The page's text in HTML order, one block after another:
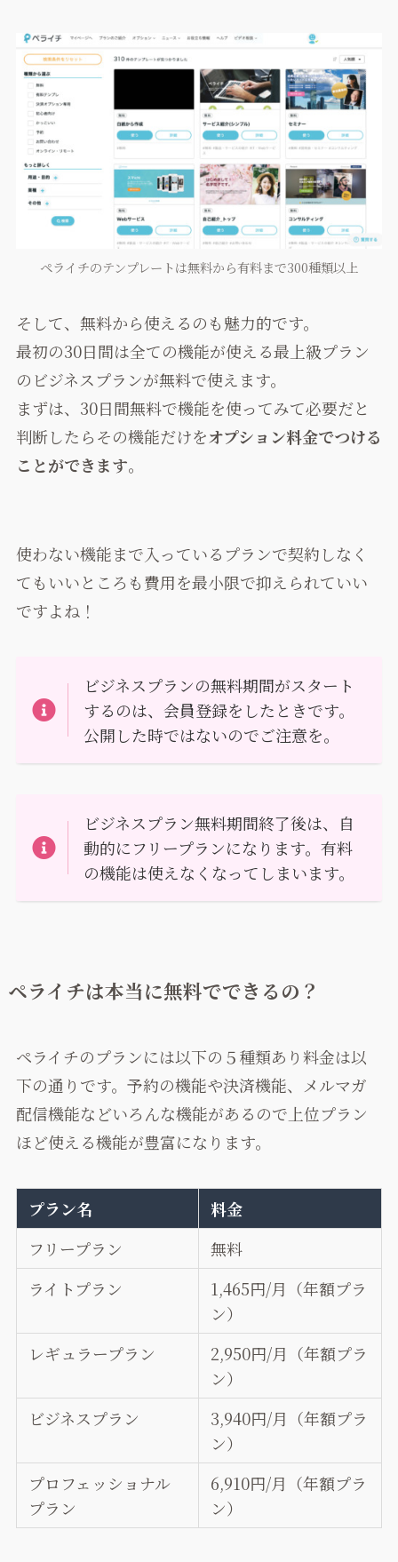
ペライチのテンプレートは無料から有料まで300種類以上
そして、無料から使えるのも魅力的です。
最初の30日間は全ての機能が使える最上級プラン
のビジネスプランが無料で使えます。
まずは、30日間無料で機能を使ってみて必要だと
判断したらその機能だけをオプション料金でつける
ことができます。
使わない機能まで入っているプランで契約しなく
てもいいところも費用を最小限で抑えられていい
ですよね！
ビジネスプランの無料期間がスタート
するのは、会員登録をしたときです。
公開した時ではないのでご注意を。
ビジネスプラン無料期間終了後は、自
動的にフリープランになります。有料
の機能は使えなくなってしまいます。
ペライチは本当に無料でできるの？
ペライチのプランには以下の５種類あり料金は以
下の通りです。予約の機能や決済機能、メルマガ
配信機能などいろんな機能があるので上位プラン
ほど使える機能が豊富になります。
プラン名
料金
フリープラン
無料
ライトプラン
1,465円/月（年額プラ
ン）
レギュラープラン
2,950円/月（年額プラ
ン）
ビジネスプラン
3,940円/月（年額プラ
ン）
プロフェッショナル
プラン
6,910円/月（年額プラ
ン）